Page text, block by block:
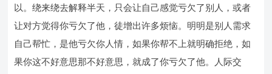
以。绕来绕去解释半天，只会让自己感觉亏欠了别人，或者
让对方觉得你亏欠了他，徒增出许多烦恼。明明是别人需求
自己帮忙，是他亏欠你人情，如果你帮不上就明确拒绝，如
果你这不好意思那不好意思，就成了你亏欠了他。人际交